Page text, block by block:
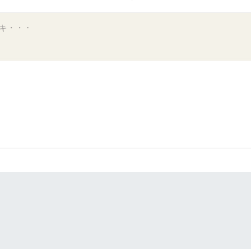
・・・